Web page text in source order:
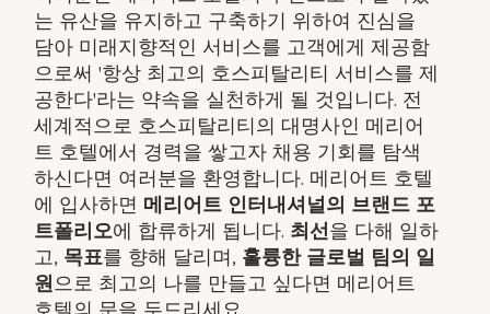
는 유산을 유지하고 구축하기 위하여 진심을
담아 미래지향적인 서비스를 고객에게 제공함
으로써 '항상 최고의 호스피탈리티 서비스를 제
공한다'라는 약속을 실천하게 될 것입니다. 전
세계적으로 호스피탈리티의 대명사인 메리어
트 호텔에서 경력을 쌓고자 채용 기회를 탐색
하신다면 여러분을 환영합니다. 메리어트 호텔
에 입사하면 메리어트 인터내셔널의 브랜드 포
트폴리오에 합류하게 됩니다. 최선을 다해 일하
고, 목표를 향해 달리며, 훌륭한 글로벌 팀의 일
원으로 최고의 나를 만들고 싶다면 메리어트
호텔의 문을 두드리세요.